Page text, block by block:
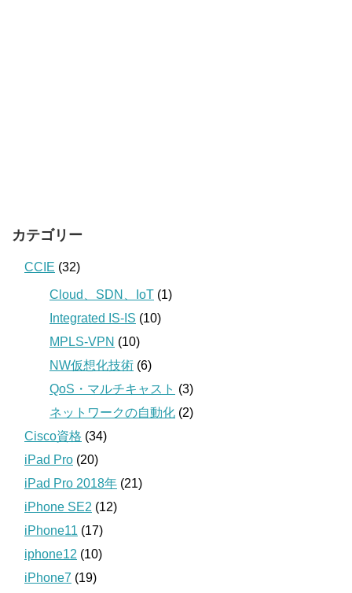
カテゴリー
CCIE (32)
Cloud、SDN、IoT (1)
Integrated IS-IS (10)
MPLS-VPN (10)
NW仮想化技術 (6)
QoS・マルチキャスト (3)
ネットワークの自動化 (2)
Cisco資格 (34)
iPad Pro (20)
iPad Pro 2018年 (21)
iPhone SE2 (12)
iPhone11 (17)
iphone12 (10)
iPhone7 (19)